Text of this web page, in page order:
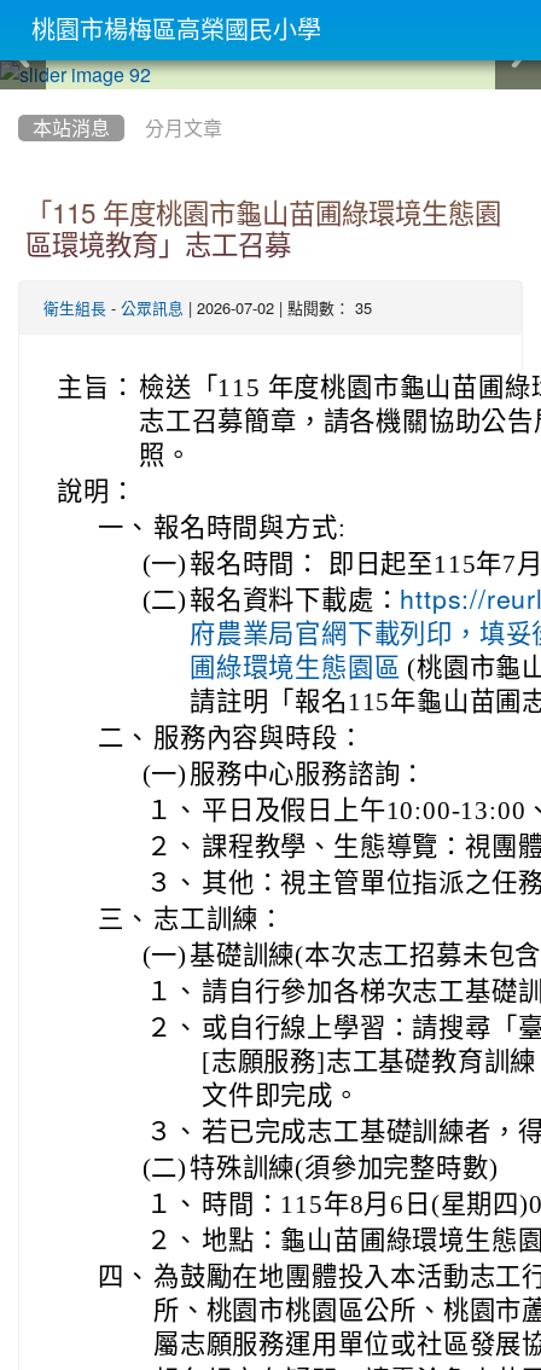
本站消息 分月文章
「115 年度桃園市龜山苗圃綠環境生態園
區環境教育」志工召募
衛生組長 - 公眾訊息 | 2026-07-02 | 點閱數： 35
主旨： 檢送「115 年度桃園市龜山苗圃
志工召募簡章，請各機關協助公
照。
說明：
一、 報名時間與方式:
(一) 報名時間： 即日起至115年7
(二) 報名資料下載處： https://
府農業局官網下載列印，填
圃綠環境生態園區 (桃園市龜
請註明「報名115年龜山苗圃
二、 服務內容與時段：
(一) 服務中心服務諮詢：
１、 平日及假日上午10:00-13:00
２、 課程教學、生態導覽：視團
３、 其他：視主管單位指派之任
三、 志工訓練：
(一) 基礎訓練(本次志工招募未包
１、 請自行參加各梯次志工基礎
２、 或自行線上學習：請搜尋「
[志願服務]志工基礎教育訓
文件即完成。
３、 若已完成志工基礎訓練者，
(二)特殊訓練(須參加完整時數)
１、 時間：115年8月6日(星期四
２、 地點：龜山苗圃綠環境生態
四、 為鼓勵在地團體投入本活動志工
所、桃園市桃園區公所、桃園市
屬志願服務運用單位或社區發展
桃園市楊梅區高榮國民小學